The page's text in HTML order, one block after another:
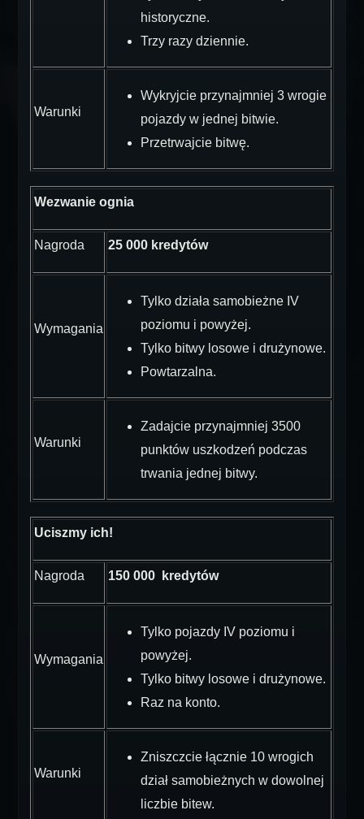
historyczne.
Trzy razy dziennie.
Warunki
Wykryjcie przynajmniej 3 wrogie
pojazdy w jednej bitwie.
Przetrwajcie bitwę.
Wezwanie ognia
Nagroda 25 000 kredytów
Wymagania
Tylko działa samobieżne IV
poziomu i powyżej.
Tylko bitwy losowe i drużynowe.
Powtarzalna.
Warunki
Zadajcie przynajmniej 3500
punktów uszkodzeń podczas
trwania jednej bitwy.
Uciszmy ich!
Nagroda 150 000 kredytów
Wymagania
Tylko pojazdy IV poziomu i
powyżej.
Tylko bitwy losowe i drużynowe.
Raz na konto.
Warunki
Zniszczcie łącznie 10 wrogich
dział samobieżnych w dowolnej
liczbie bitew.